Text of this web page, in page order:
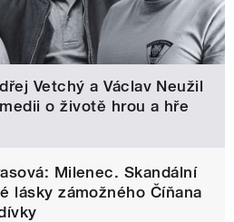
Vetchý a Václav Neužil
o životě hrou a hře
Milenec. Skandální
lásky zámožného Číňana